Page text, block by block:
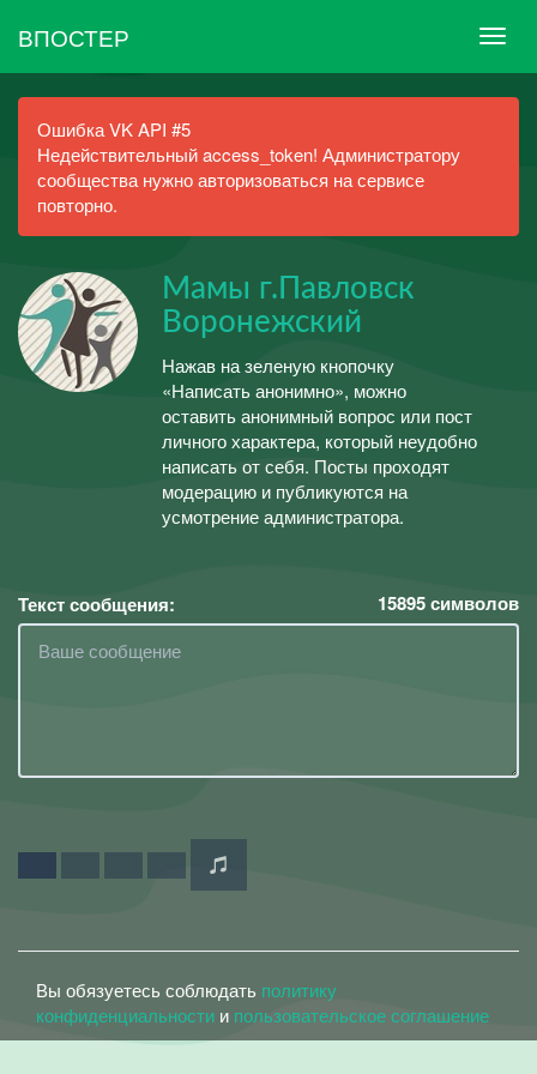
ВПОСТЕР
Ошибка VK API #5
Недействительный access_token! Администратору
сообщества нужно авторизоваться на сервисе
повторно.
Мамы г.Павловск
Воронежский
Нажав на зеленую кнопочку
«Написать анонимно», можно
оставить анонимный вопрос или пост
личного характера, который неудобно
написать от себя. Посты проходят
модерацию и публикуются на
усмотрение администратора.
Текст сообщения: 15895символов
Вы обязуетесь соблюдать политику
конфиденциальности и пользовательское соглашение